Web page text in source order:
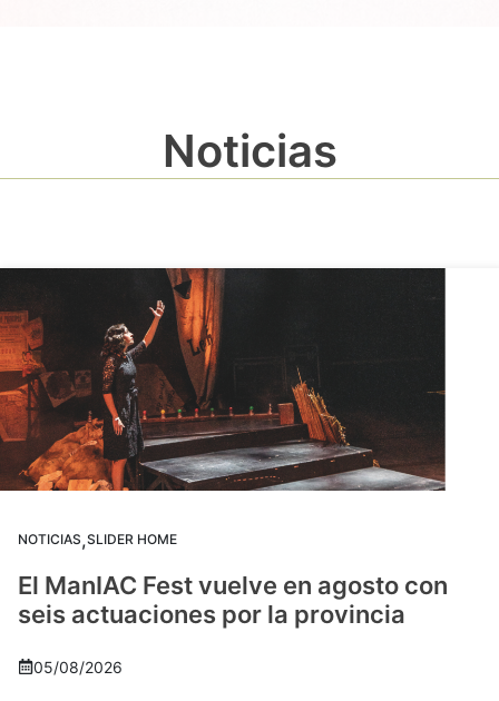
Noticias
NOTICIAS,SLIDER HOME
El ManIAC Fest vuelve en agosto con
seis actuaciones por la provincia
05/08/2026